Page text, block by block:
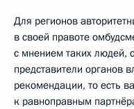
Для регионов
в своей правоте
с мнением таких людей,
представители органов
рекомендации, то есть
к равноправным